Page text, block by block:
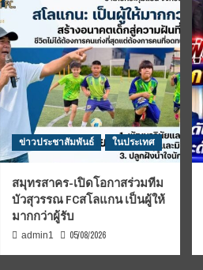
ข่าวประชาสัมพันธ์ ในประเทศ
สมุทรสาคร-เปิดโอกาสร่วมทีม
บัวสุวรรณ FCสโลแกน เป็นผู้ให้
มากกว่าผู้รับ
admin1 05/08/2026